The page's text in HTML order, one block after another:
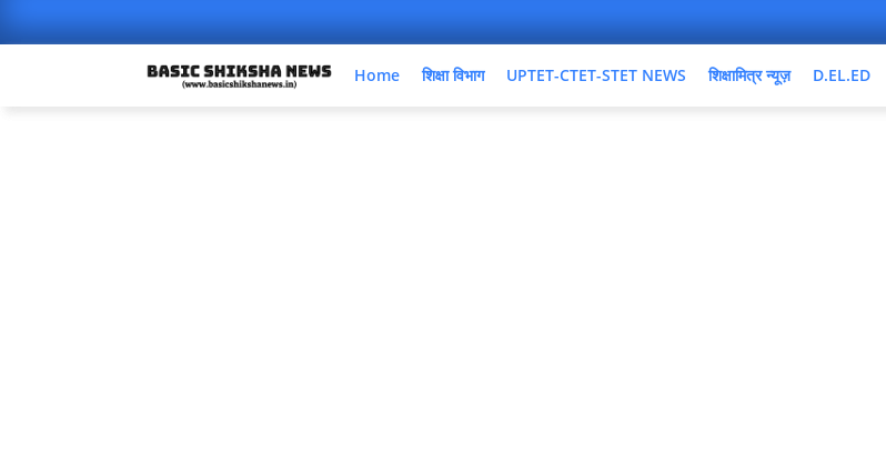
Home शिक्षा विभाग UPTET-CTET-STET NEWS शिक्षामित्र न्यूज़ D.EL.ED